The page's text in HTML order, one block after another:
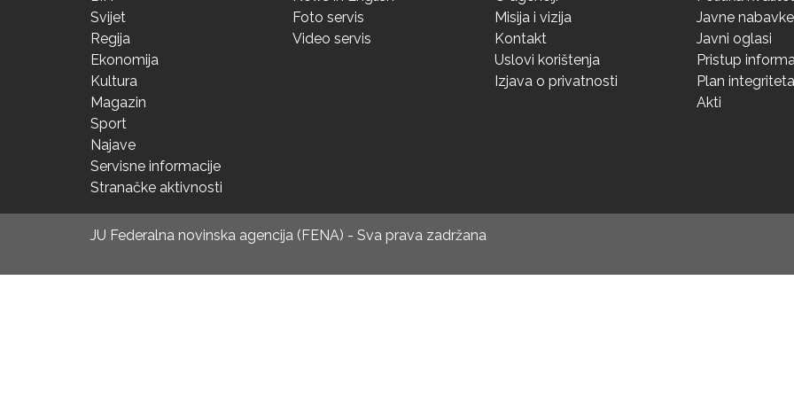
Svijet
Regija
Ekonomija
Kultura
Magazin
Sport
Najave
Servisne informacije
Stranačke aktivnosti
Foto servis
Video servis
Misija i vizija
Kontakt
Uslovi korištenja
Izjava o privatnosti
Javne nabavke
Javni oglasi
Pristup
Plan integriteta
Akti
JU Federalna novinska agencija (FENA) - Sva prava zadržana